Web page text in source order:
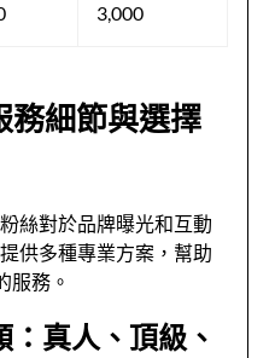
3,000
務細節與選擇
絲對於品牌曝光和互動
供多種專業方案，幫助
服務。
真人、頂級、